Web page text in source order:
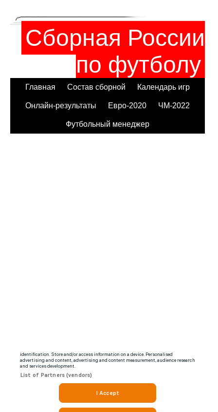
Сборная России
по футболу
Главная Состав сборной Календарь игр
Онлайн-результаты Евро-2020 ЧМ-2022
Футбольный менеджер